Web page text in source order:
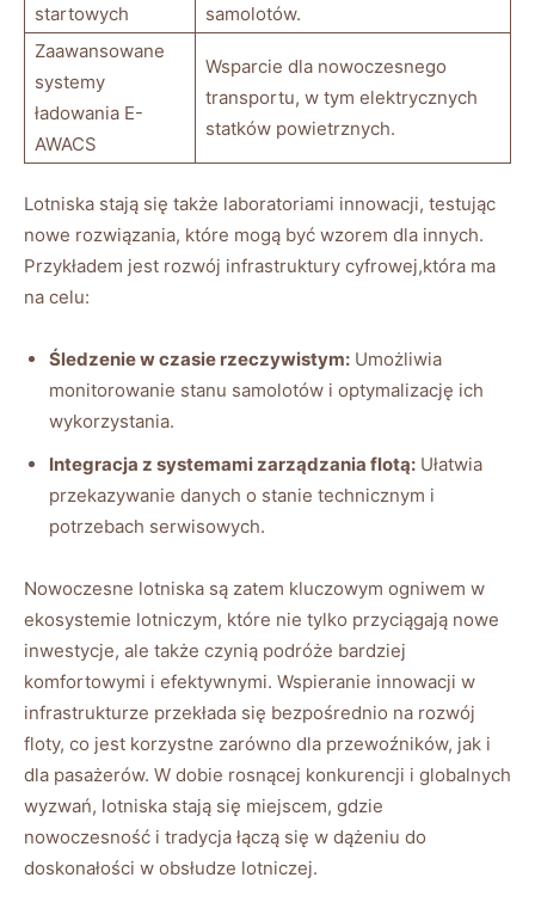
startowych
samolotów.
Zaawansowane
systemy
ładowania E-
AWACS
Wsparcie dla nowoczesnego
transportu, w tym elektrycznych
statków powietrznych.
Lotniska stają się także laboratoriami innowacji, testując
nowe rozwiązania, które mogą być wzorem dla innych.
Przykładem jest rozwój infrastruktury cyfrowej,która ma
na celu:
Śledzenie w czasie rzeczywistym: Umożliwia
monitorowanie stanu samolotów i optymalizację ich
wykorzystania.
Integracja z systemami zarządzania flotą: Ułatwia
przekazywanie danych o stanie technicznym i
potrzebach serwisowych.
Nowoczesne lotniska są zatem kluczowym ogniwem w
ekosystemie lotniczym, które nie tylko przyciągają nowe
inwestycje, ale także czynią podróże bardziej
komfortowymi i efektywnymi. Wspieranie innowacji w
infrastrukturze przekłada się bezpośrednio na rozwój
floty, co jest korzystne zarówno dla przewoźników, jak i
dla pasażerów. W dobie rosnącej konkurencji i globalnych
wyzwań, lotniska stają się miejscem, gdzie
nowoczesność i tradycja łączą się w dążeniu do
doskonałości w obsłudze lotniczej.